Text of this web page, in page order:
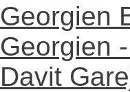
Georgien
Georgien
Davit